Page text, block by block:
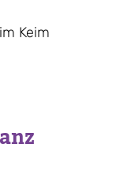
Keim